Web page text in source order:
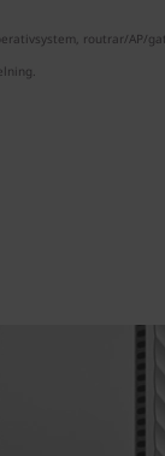
routrar/AP/